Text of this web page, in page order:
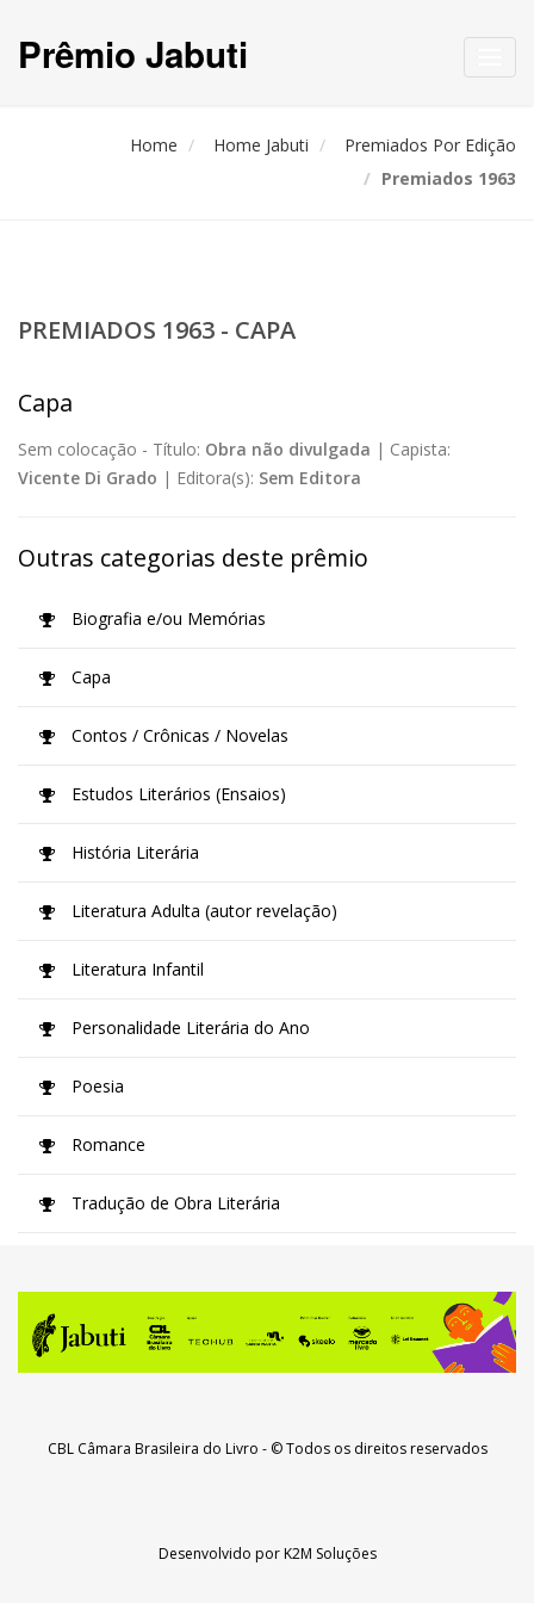
Prêmio Jabuti
Home Home Jabuti
Premiados Por Edição
Premiados 1963
PREMIADOS 1963 - CAPA
Capa
Sem colocação - Título: Obra não divulgada | Capista:
Vicente Di Grado | Editora(s): Sem Editora
Outras categorias deste prêmio
Biografia e/ou Memórias
Capa
Contos / Crônicas / Novelas
Estudos Literários (Ensaios)
História Literária
Literatura Adulta (autor revelação)
Literatura Infantil
Personalidade Literária do Ano
Poesia
Romance
Tradução de Obra Literária
CBL Câmara Brasileira do Livro - © Todos os direitos reservados
Desenvolvido porK2M Soluções